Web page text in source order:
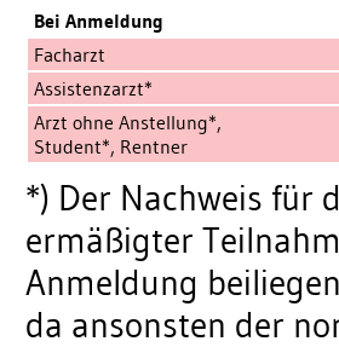
Bei Anmeldung
Facharzt
Assistenzarzt*
Arzt ohne Anstellung*,
Student*, Rentner
*) Der Nachweis für
ermäßigter
Anmeldung
da ansonsten der